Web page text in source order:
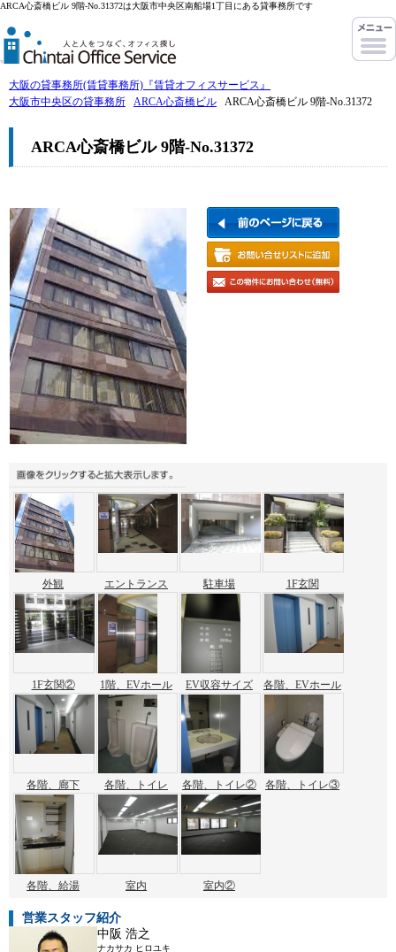
ARCA心斎橋ビル 9階-No.31372は大阪市中央区南船場1丁目にある貸事務所です
大阪の貸事務所(賃貸事務所)『賃貸オフィスサービス』
大阪市中央区の貸事務所
ARCA心斎橋ビル ARCA心斎橋ビル 9階-No.31372
ARCA心斎橋ビル 9階-No.31372
外観 エントランス 駐車場 1F玄関
1F玄関② 1階、EVホール EV収容サイズ 各階、EVホール
各階、廊下 各階、トイレ 各階、トイレ② 各階、トイレ③
各階、給湯 室内 室内②
営業スタッフ紹介
中阪 浩之
ナカサカ ヒロユキ